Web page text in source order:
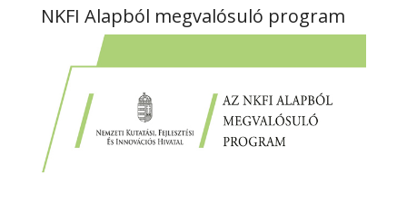
NKFI Alapból megvalósuló program